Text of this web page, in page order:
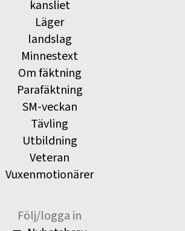
kansliet
Läger
landslag
Minnestext
Om fäktning
Parafäktning
SM-veckan
Tävling
Utbildning
Veteran
Vuxenmotionärer
Följ/logga in